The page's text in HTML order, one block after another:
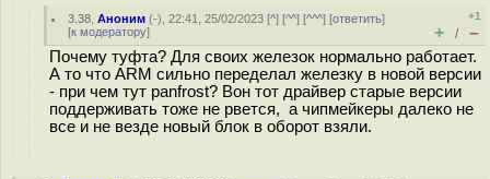
3.38 ,Аноним (-), 22:41, 25/02/2023 [^] [^^] [^^^] [ответить]
[к модератору]
+1
+ / –
Почему туфта? Для своих железок нормально работает.
А то что ARM сильно переделал железку в новой версии
- при чем тут panfrost? Вон тот драйвер старые версии
поддерживать тоже не рвется, а чипмейкеры далеко не
все и не везде новый блок в оборот взяли.